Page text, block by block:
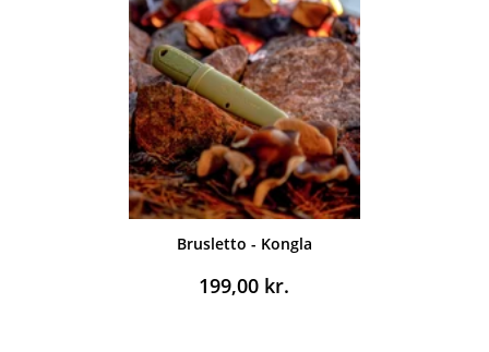
Brusletto - Kongla
199,00 kr.